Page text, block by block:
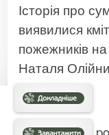
Історія про
виявилися
пожежників на
Наталя